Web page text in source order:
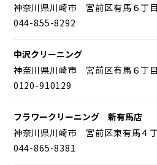
神奈川県川崎市 宮前区有馬６丁
044-855-8292
中沢クリーニング
神奈川県川崎市 宮前区有馬６丁
0120-910129
フラワークリーニング 新有馬店
神奈川県川崎市 宮前区東有馬４
044-865-8381